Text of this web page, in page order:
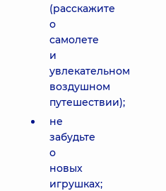
(расскажите
о
самолете
и
увлекательном
воздушном
путешествии);
не
забудьте
о
новых
игрушках;